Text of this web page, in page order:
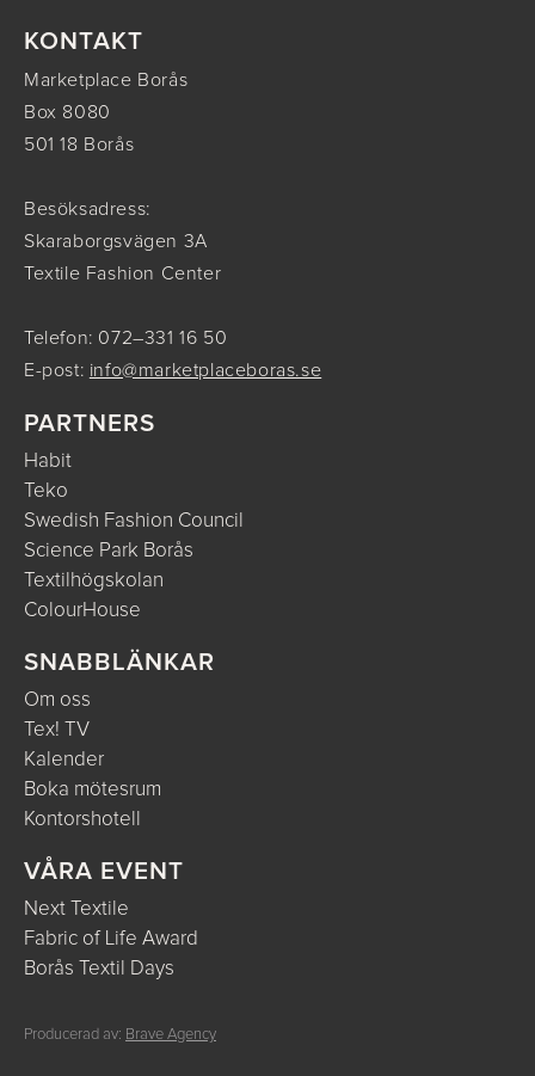
KONTAKT
Marketplace Borås
Box 8080
501 18 Borås
Besöksadress:
Skaraborgsvägen 3A
Textile Fashion Center
Telefon: 072–331 16 50
E-post: info@marketplaceboras.se
PARTNERS
Habit
Teko
Swedish Fashion Council
Science Park Borås
Textilhögskolan
ColourHouse
SNABBLÄNKAR
Om oss
Tex! TV
Kalender
Boka mötesrum
Kontorshotell
VÅRA EVENT
Next Textile
Fabric of Life Award
Borås Textil Days
Producerad av: Brave Agency